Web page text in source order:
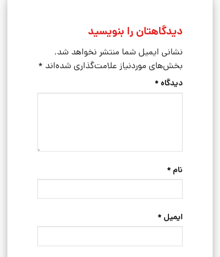
دیدگاهتان را بنویسید
نشانی ایمیل شما منتشر نخواهد شد.
بخش‌های موردنیاز علامت‌گذاری شده‌اند *
دیدگاه *
نام *
ایمیل *